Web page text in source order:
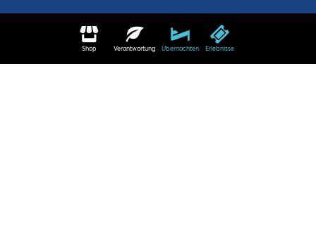
Shop Verantwortung Übernachten Erlebnisse